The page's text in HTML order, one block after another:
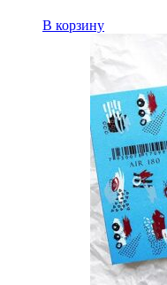
В корзину